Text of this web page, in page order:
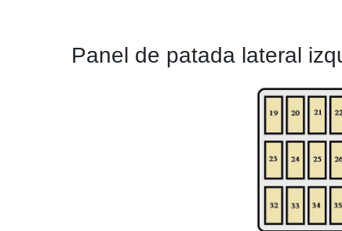
Panel de patada lateral